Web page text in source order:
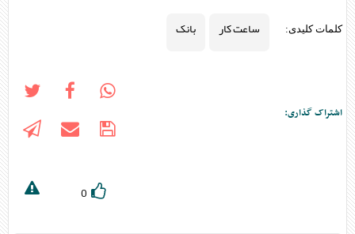
کلمات کلیدی: ساعت کار بانک
اشتراک گذاری:
0